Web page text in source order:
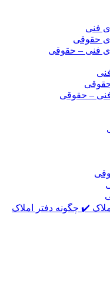
فنی
حقوقی
فنی – حقوقی
– حقوقی
✔️ چگونه دفتر املاک